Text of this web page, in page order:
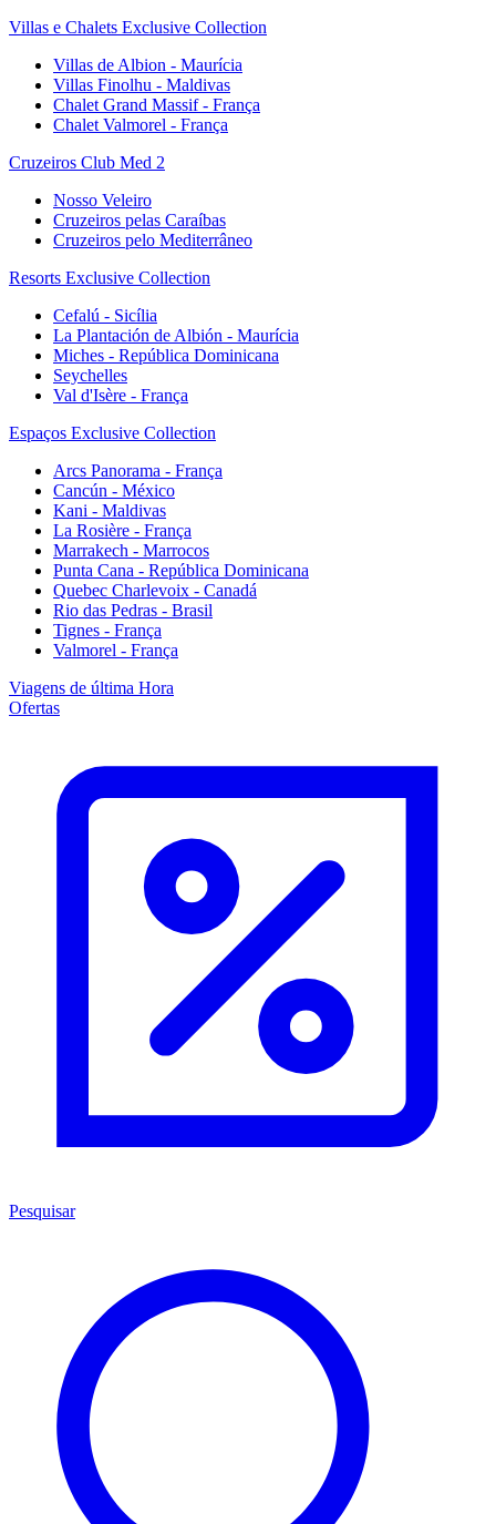
Villas e Chalets Exclusive Collection
Villas de Albion - Maurícia
Villas Finolhu - Maldivas
Chalet Grand Massif - França
Chalet Valmorel - França
Cruzeiros Club Med 2
Nosso Veleiro
Cruzeiros pelas Caraíbas
Cruzeiros pelo Mediterrâneo
Resorts Exclusive Collection
Cefalú - Sicília
La Plantación de Albión - Maurícia
Miches - República Dominicana
Seychelles
Val d'Isère - França
Espaços Exclusive Collection
Arcs Panorama - França
Cancún - México
Kani - Maldivas
La Rosière - França
Marrakech - Marrocos
Punta Cana - República Dominicana
Quebec Charlevoix - Canadá
Rio das Pedras - Brasil
Tignes - França
Valmorel - França
Viagens de última Hora
Ofertas
Pesquisar